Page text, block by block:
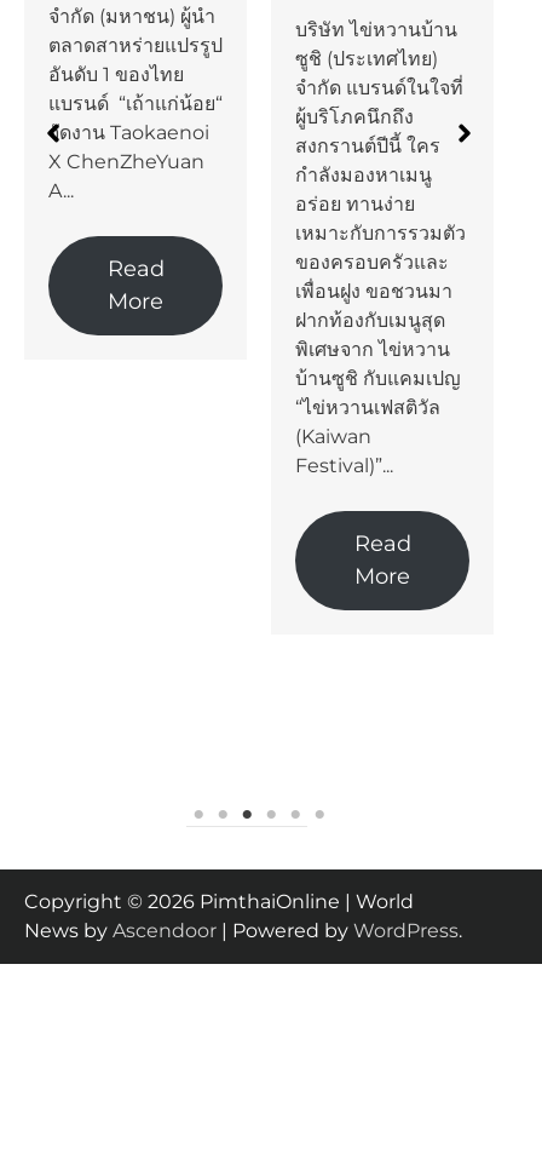
จำกัด (มหาชน) ผู้นำ
ตลาดสาหร่ายแปรรูป
อันดับ 1 ของไทย
แบรนด์ “เถ้าแก่น้อย“
จัดงาน Taokaenoi
X ChenZheYuan
A...
Read
More
บริษัท ไข่หวานบ้าน
ซูชิ (ประเทศไทย)
จำกัด แบรนด์ในใจที่
ผู้บริโภคนึกถึง
สงกรานต์ปีนี้ ใคร
กำลังมองหาเมนู
อร่อย ทานง่าย
เหมาะกับการรวมตัว
ของครอบครัวและ
เพื่อนฝูง ขอชวนมา
ฝากท้องกับเมนูสุด
พิเศษจาก ไข่หวาน
บ้านซูชิ กับแคมเปญ
“ไข่หวานเฟสติวัล
(Kaiwan
Festival)”...
Read
More
Copyright © 2026 PimthaiOnline | World
News by Ascendoor | Powered by WordPress.